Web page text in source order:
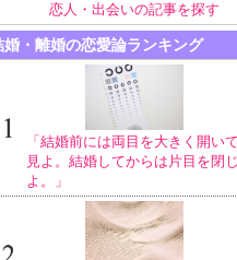
恋人・出会いの記事を探す
婚・離婚の恋愛論ランキング
「結婚前には両目を大きく開いて
見よ。結婚してからは片目を閉じ
よ。」